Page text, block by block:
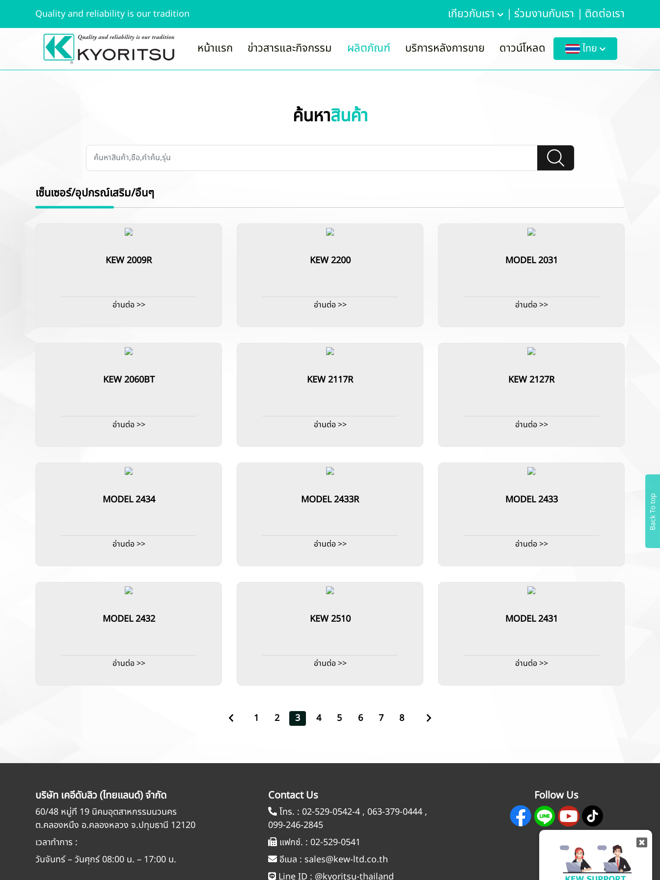
Quality and reliability is our tradition เกี่ยวกับเรา | ร่วมงานกับเรา | ติดต่อเรา
หน้าแรก ข่าวสารและกิจกรรม ผลิตภัณฑ์ บริการหลังการขาย ดาวน์โหลด ไทย
ค้นหาสินค้า
เซ็นเซอร์/อุปกรณ์เสริม/อื่นๆ
KEW 2009R
อ่านต่อ >>
KEW 2200
อ่านต่อ >>
MODEL 2031
อ่านต่อ >>
KEW 2060BT
อ่านต่อ >>
KEW 2117R
อ่านต่อ >>
KEW 2127R
อ่านต่อ >>
MODEL 2434
อ่านต่อ >>
MODEL 2433R
อ่านต่อ >>
MODEL 2433
อ่านต่อ >>
MODEL 2432
อ่านต่อ >>
KEW 2510
อ่านต่อ >>
MODEL 2431
อ่านต่อ >>
1 2 3 4 5 6 7 8
บริษัท เคอีดับลิว (ไทยแลนด์) จำกัด
60/48 หมู่ที่ 19 นิคมอุตสาหกรรมนวนคร
ต.คลองหนึ่ง อ.คลองหลวง จ.ปทุมธานี 12120
เวลาทำการ :
วันจันทร์ – วันศุกร์ 08:00 น. – 17:00 น.
Contact Us
โทร. : 02-529-0542-4 , 063-379-0444 ,
099-246-2845
แฟกซ์. : 02-529-0541
อีเมล : sales@kew-ltd.co.th
Line ID : @kyoritsu-thailand
Follow Us
Back To top